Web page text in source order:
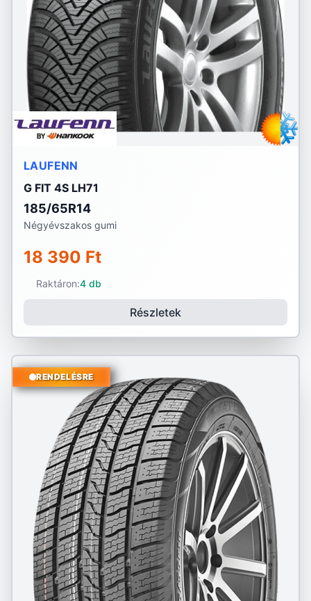
LAUFENN
G FIT 4S LH71
185/65R14
Négyévszakos gumi
18 390 Ft
Raktáron:4 db
Részletek
RENDELÉSRE